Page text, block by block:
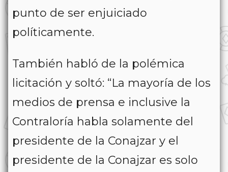
punto de ser enjuiciado
políticamente.
También habló de la polémica
licitación y soltó: “La mayoría de los
medios de prensa e inclusive la
Contraloría habla solamente del
presidente de la Conajzar y el
presidente de la Conajzar es solo